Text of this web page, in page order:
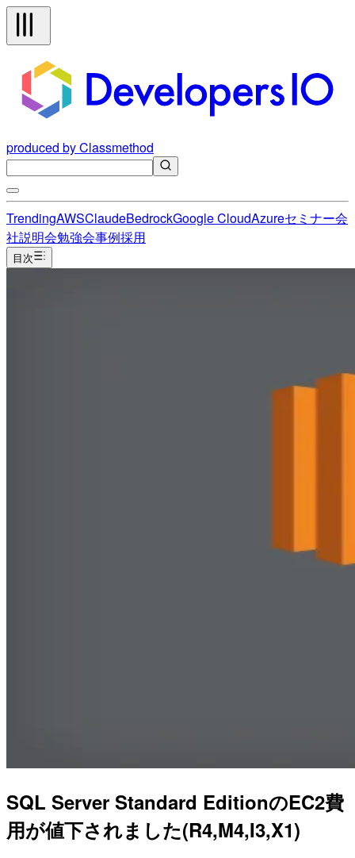
produced by Classmethod
TrendingAWSClaudeBedrockGoogle CloudAzureセミナー会
社説明会勉強会事例採用
目次
SQL Server Standard EditionのEC2費
用が値下されました(R4,M4,I3,X1)